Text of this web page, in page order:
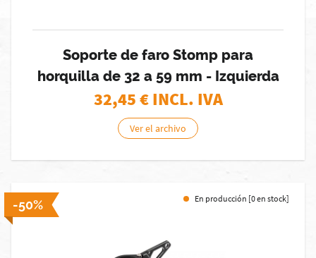
Soporte de faro Stomp para
horquilla de 32 a 59 mm - Izquierda
32,45€ INCL. IVA
Ver el archivo
-50% En producción [0 en stock]